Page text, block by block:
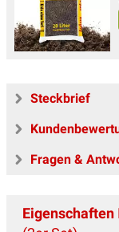
Steckbrief
Fragen &
Eigenschaften